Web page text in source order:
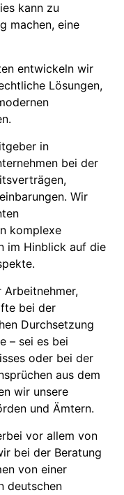
kann zu
machen, eine
entwickeln wir
Lösungen,
in
bei der
Wir
komplexe
im Hinblick auf die
bei der
Durchsetzung
– sei es bei
oder bei der
aus dem
wir unsere
und Ämtern.
vor allem von
bei der Beratung
von einer
deutschen